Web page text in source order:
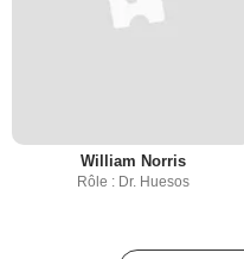
William Norris
Rôle : Dr. Huesos